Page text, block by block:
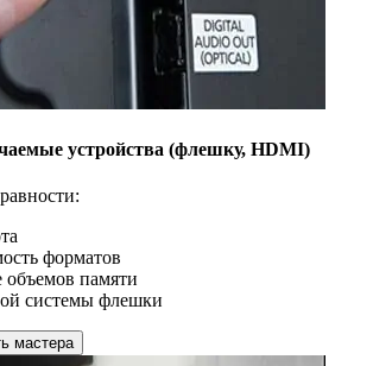
устройства (флешку, HDMI)
форматов
объемов памяти
системы флешки
мастера